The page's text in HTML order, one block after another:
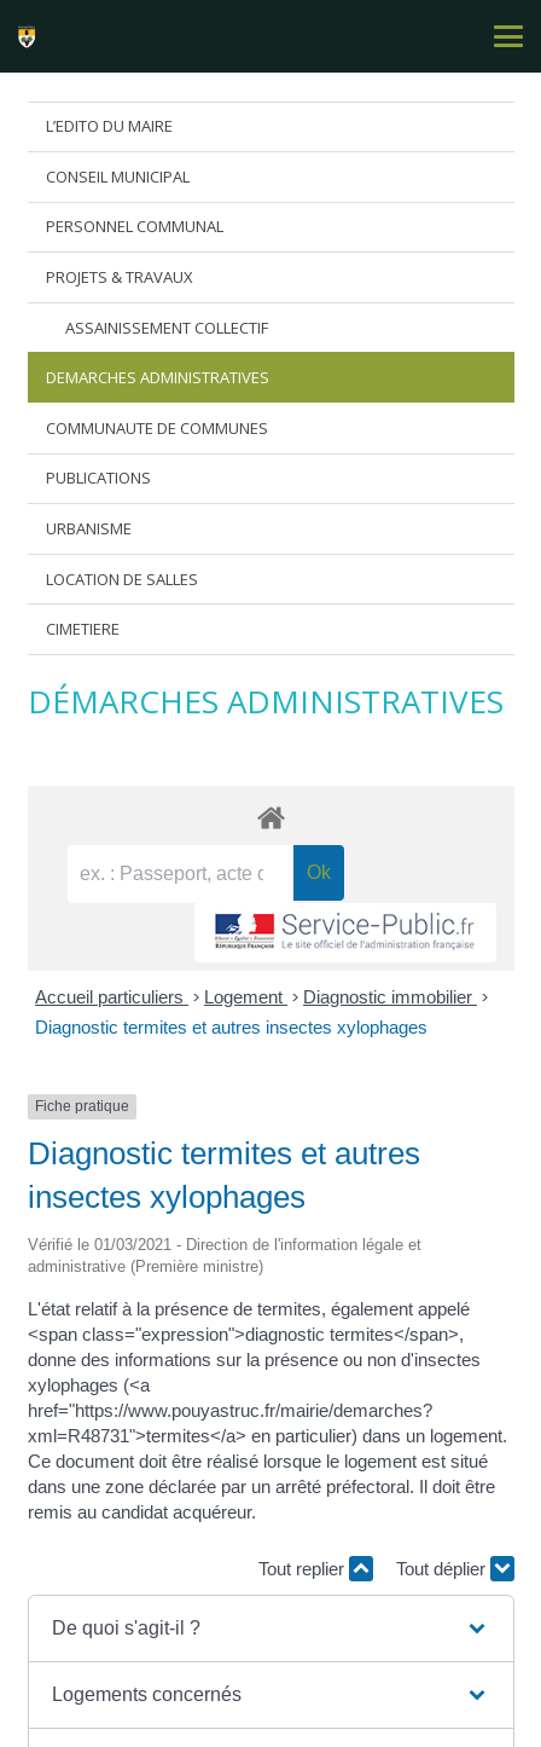
L’EDITO DU MAIRE
CONSEIL MUNICIPAL
PERSONNEL COMMUNAL
PROJETS & TRAVAUX
ASSAINISSEMENT COLLECTIF
DEMARCHES ADMINISTRATIVES
COMMUNAUTE DE COMMUNES
PUBLICATIONS
URBANISME
LOCATION DE SALLES
CIMETIERE
DÉMARCHES ADMINISTRATIVES
Accueil particuliers > Logement > Diagnostic immobilier >
Diagnostic termites et autres insectes xylophages
Fiche pratique
Diagnostic termites et autres
insectes xylophages
Vérifié le 01/03/2021 - Direction de l'information légale et
administrative (Première ministre)
L'état relatif à la présence de termites, également appelé
<span class="expression">diagnostic termites</span>,
donne des informations sur la présence ou non d'insectes
xylophages (<a
href="https://www.pouyastruc.fr/mairie/demarches?
xml=R48731">termites</a> en particulier) dans un logement.
Ce document doit être réalisé lorsque le logement est situé
dans une zone déclarée par un arrêté préfectoral. Il doit être
remis au candidat acquéreur.
Tout replier Tout déplier
De quoi s'agit-il ?
Logements concernés